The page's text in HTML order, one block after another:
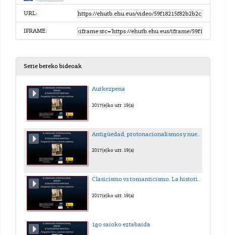
URL:
IFRAME:
Serie bereko bideoak
Aurkezpena
2017(e)ko urr. 19(a)
2017(e)ko urr. 19(a)
Clasicismo vs romanticismo. La historia y los monumentos de España en los relatos de viajeros de la primera mitad del siglo XIX
2017(e)ko urr. 19(a)
1go saioko eztabaida